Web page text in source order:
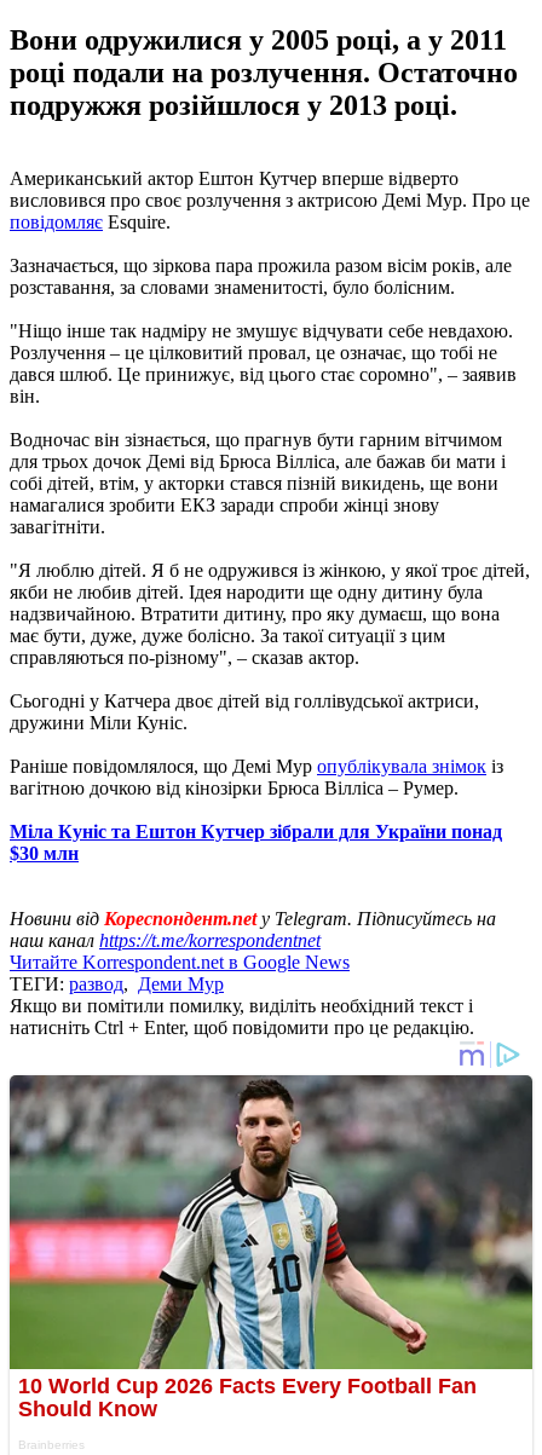
Вони одружилися у 2005 році, а у 2011
році подали на розлучення. Остаточно
подружжя розійшлося у 2013 році.
Американський актор Ештон Кутчер вперше відверто
висловився про своє розлучення з актрисою Демі Мур. Про це
повідомляє Esquire.
Зазначається, що зіркова пара прожила разом вісім років, але
розставання, за словами знаменитості, було болісним.
"Ніщо інше так надміру не змушує відчувати себе невдахою.
Розлучення – це цілковитий провал, це означає, що тобі не
дався шлюб. Це принижує, від цього стає соромно", – заявив
він.
Водночас він зізнається, що прагнув бути гарним вітчимом
для трьох дочок Демі від Брюса Вілліса, але бажав би мати і
собі дітей, втім, у акторки стався пізній викидень, ще вони
намагалися зробити ЕКЗ заради спроби жінці знову
завагітніти.
"Я люблю дітей. Я б не одружився із жінкою, у якої троє дітей,
якби не любив дітей. Ідея народити ще одну дитину була
надзвичайною. Втратити дитину, про яку думаєш, що вона
має бути, дуже, дуже болісно. За такої ситуації з цим
справляються по-різному", – сказав актор.
Сьогодні у Катчера двоє дітей від голлівудської актриси,
дружини Міли Куніс.
Раніше повідомлялося, що Демі Мур опублікувала знімок із
вагітною дочкою від кінозірки Брюса Вілліса – Румер.
Міла Куніс та Ештон Кутчер зібрали для України понад
$30 млн
Новини від Кореспондент.netу Telegram. Підписуйтесь на
наш канал https://t.me/korrespondentnet
Читайте Korrespondent.net в Google News
ТЕГИ: развод, Деми Мур
Якщо ви помітили помилку, виділіть необхідний текст і
натисніть Ctrl + Enter, щоб повідомити про це редакцію.